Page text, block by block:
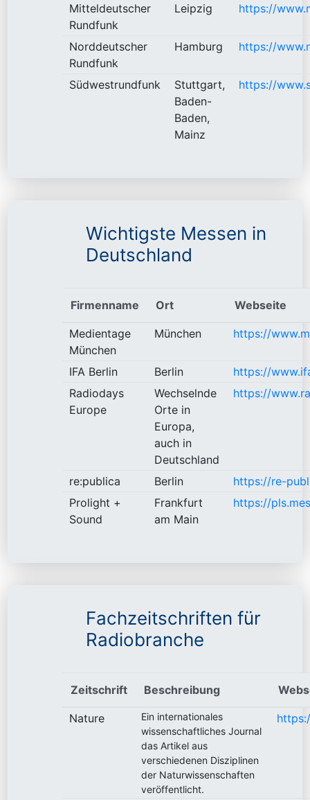
Mitteldeutscher
Rundfunk
Leipzig https://
Norddeutscher
Rundfunk
Hamburg https://
Südwestrundfunk
Stuttgart,
Baden-
Baden,
Mainz
https://
Wichtigste Messen in
Deutschland
Firmenname Ort Webseite
Medientage
München
München https://
IFA Berlin Berlin
https://
Radiodays
Europe
Wechselnde
Orte in
Europa,
auch in
Deutschland
https://
re:publica Berlin
https://re-
Prolight +
Sound
Frankfurt
am Main
https://
Fachzeitschriften für
Radiobranche
Zeitschrift Beschreibung
Nature
Ein internationales
wissenschaftliches Journal
das Artikel aus
verschiedenen Disziplinen
der Naturwissenschaften
veröffentlicht.